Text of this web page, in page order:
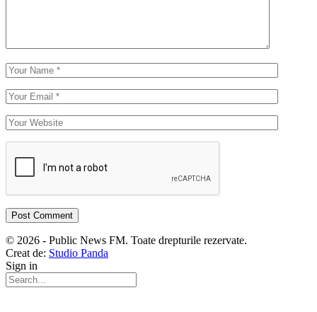
© 2026 - Public News FM. Toate drepturile rezervate.
Creat de: Studio Panda
Sign in